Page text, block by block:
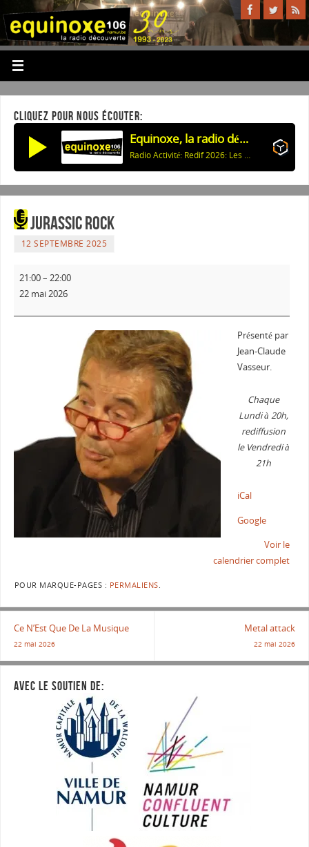
CLIQUEZ POUR NOUS ÉCOUTER:
Equinoxe, la radio découverte
Radio Activité: Redif 2026: Les Compagnons de Buley - Croisière sur la meuse
Jurassic Rock
12 SEPTEMBRE 2025
21:00– 22:00
22 mai 2026
Présenté par
Jean-Claude
Vasseur.
Chaque
Lundi à 20h,
rediffusion
le Vendredi à
21h
iCal
Google
Voir le
calendrier complet
POUR MARQUE-PAGES : PERMALIENS.
Ce N’Est Que De La Musique
22 mai 2026
Metal attack
22 mai 2026
AVEC LE SOUTIEN DE: